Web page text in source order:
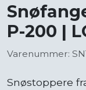
P-200 |
Varenummer:
Snøstoppere